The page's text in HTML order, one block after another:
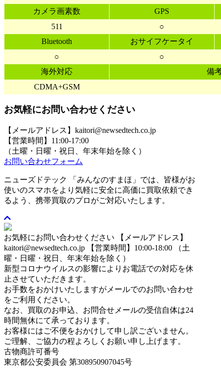
カメラ画素数
GPS
511
○
Bluetooth
おサイフケータイ
○
○
海外対応
備
CDMA+GSM
お気軽にお問い合わせください
【メールアドレス】kaitori@newsedtech.co.jp
【営業時間】11:00-17:00
（土曜・日曜・祝日、年末年始を除く）
お問い合わせフォーム
ニューズドテック 「みんなのすまほ」では、皆様がお
使いのスマホをより気軽に安全に高価に買取依頼でき
るよう、携帯買取のプロがご対応いたします。
お気軽にお問い合わせください
【メールアドレス】
kaitori@newsedtech.co.jp
【営業時間】10:00-18:00 （土
曜・日曜・祝日、年末年始を除く）
新型コロナウイルスの影響によりお電話での対応を休
止させていただきます。
お手数をおかけいたしますがメールでのお問い合わせ
をご利用ください。
なお、買取のお申込、お問合せメールの受信自体は24
時間無休にて承っております。
お客様にはご不便をおかけして申し訳ございません。
ご理解、ご協力の程よろしくお願い申し上げます。
古物商許可番号
東京都公安委員会 第308950907045号